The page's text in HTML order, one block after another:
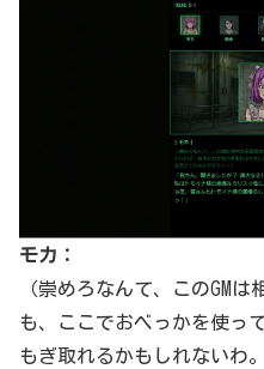
モカ：
（崇めろなんて、このGM
も、ここでおべっかを使っ
もぎ取れるかもしれないわ